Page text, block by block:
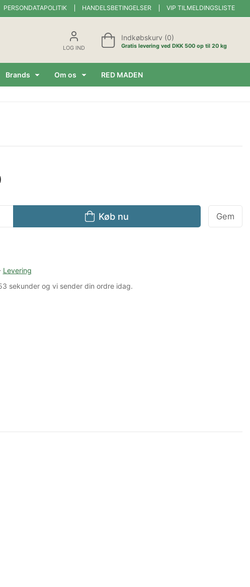
PERSONDATAPOLITIK HANDELSBETINGELSER VIP TILMELDINGSLISTE
LOG IND
Indkøbskurv (0)
Gratis levering ved DKK 500 op til 20 kg
Brands Om os RED MADEN
Køb nu Gem
Levering
sekunderog vi sender din ordre idag.